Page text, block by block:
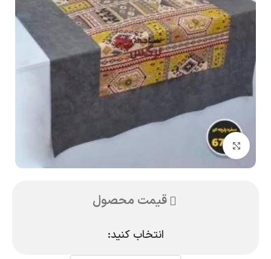
بزرگنمایی تصویر
قیمت محصول
انتخاب کنید: